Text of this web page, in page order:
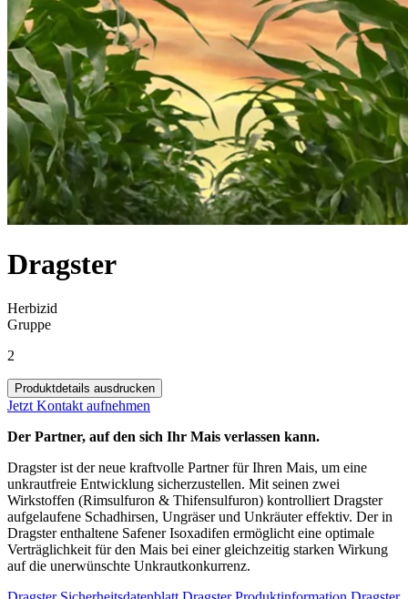
Dragster
Herbizid
Gruppe
2
Produktdetails ausdrucken
Jetzt Kontakt aufnehmen
Der Partner, auf den sich Ihr Mais verlassen kann.
Dragster ist der neue kraftvolle Partner für Ihren Mais, um eine
unkrautfreie Entwicklung sicherzustellen. Mit seinen zwei
Wirkstoffen (Rimsulfuron & Thifensulfuron) kontrolliert Dragster
aufgelaufene Schadhirsen, Ungräser und Unkräuter effektiv. Der in
Dragster enthaltene Safener Isoxadifen ermöglicht eine optimale
Verträglichkeit für den Mais bei einer gleichzeitig starken Wirkung
auf die unerwünschte Unkrautkonkurrenz.